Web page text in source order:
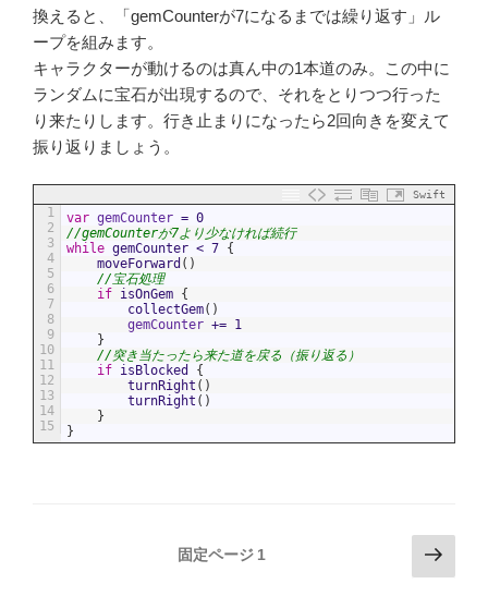
換えると、「gemCounterが7になるまでは繰り返す」ル
ープを組みます。
キャラクターが動けるのは真ん中の1本道のみ。この中に
ランダムに宝石が出現するので、それをとりつつ行った
り来たりします。行き止まりになったら2回向きを変えて
振り返りましょう。
Swift
1
2
3
4
5
6
7
8
9
10
11
12
13
14
15
var gemCounter = 0
//gemCounterが7より少なければ続行
while gemCounter < 7 {
moveForward ( )
//宝石処理
if isOnGem {
collectGem( )
gemCounter += 1
}
//突き当たったら来た道を戻る（振り返る）
if isBlocked
{
turnRight ( )
turnRight ( )
}
}
固定ページ 1
次
の